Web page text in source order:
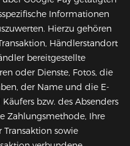
Informationen
Hierzu gehören
Händlerstandort
bereitgestellte
oder Dienste, Fotos, die
der Name und die E-
bzw. des Absenders
Zahlungsmethode, Ihre
sowie